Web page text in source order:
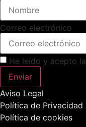
Correo electrónico
He leído y acepto la
Enviar
Aviso Legal
Política de Privacidad
Política de cookies